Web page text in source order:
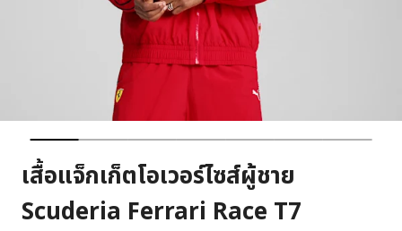
เสื้อแจ็กเก็ตโอเวอร์ไซส์ผู้ชาย
Scuderia Ferrari Race T7